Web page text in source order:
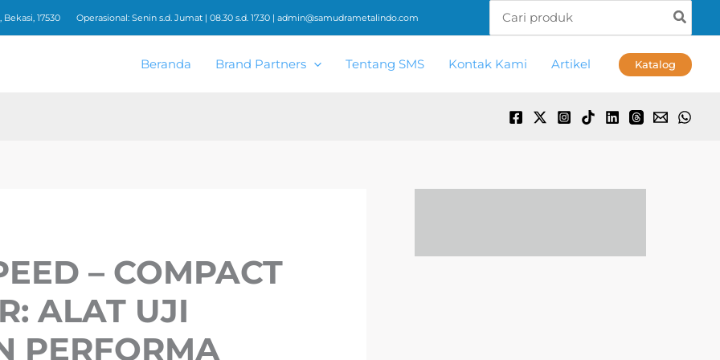
17530 Operasional: Senin s.d. Jumat | 08.30 s.d. 17.30 | admin@samudrametalindo.com
for:
Beranda Brand Partners Tentang SMS Kontak Kami Artikel Katalog
– COMPACT
ALAT UJI
PERFORMA